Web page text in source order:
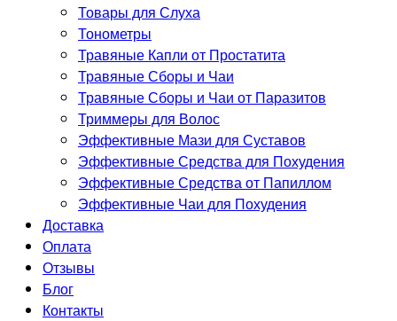
Товары для Слуха
Тонометры
Травяные Капли от Простатита
Травяные Сборы и Чаи
Травяные Сборы и Чаи от Паразитов
Триммеры для Волос
Эффективные Мази для Суставов
Эффективные Средства для Похудения
Эффективные Средства от Папиллом
Эффективные Чаи для Похудения
Доставка
Оплата
Отзывы
Блог
Контакты